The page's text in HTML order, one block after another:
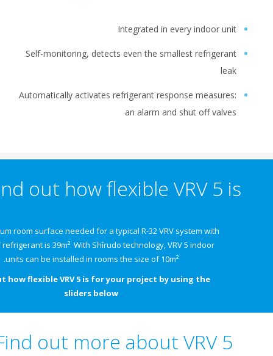
Integrated in every indoor
Self-monitoring, detects even the smallest
Automatically activates refrigerant response
an alarm and shut off
Find out how flexible VRV 5
The minimum room surface needed for a typical R-32 VRV system with
6.5kgs of refrigerant is 39m². With Shîrudo technology, VRV 5 indoor
units can be installed in rooms the size of 10m².
Find out how flexible VRV 5 is for your project by using the
sliders below
Find out more about VRV